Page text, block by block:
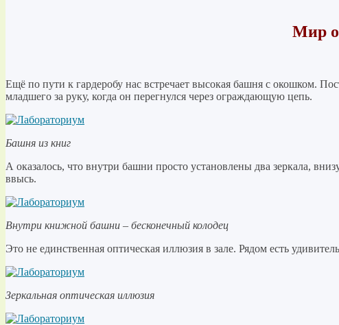
Мир
Ещё по пути к гардеробу нас встречает высокая башня с окошком.
младшего за руку, когда он перегнулся через ограждающую цепь.
Башня из книг
А оказалось, что внутри башни просто установлены два зеркала,
ввысь.
Внутри книжной башни – бесконечный колодец
Это не единственная оптическая иллюзия в зале. Рядом есть
Зеркальная оптическая иллюзия